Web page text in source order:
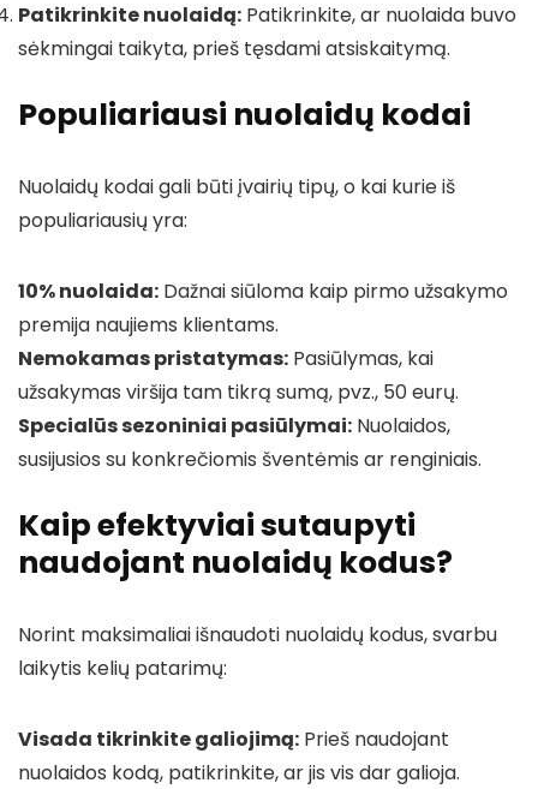
Patikrinkite nuolaidą: Patikrinkite, ar nuolaida buvo
sėkmingai taikyta, prieš tęsdami atsiskaitymą.
Populiariausi nuolaidų kodai
Nuolaidų kodai gali būti įvairių tipų, o kai kurie iš
populiariausių yra:
10% nuolaida: Dažnai siūloma kaip pirmo užsakymo
premija naujiems klientams.
Nemokamas pristatymas: Pasiūlymas, kai
užsakymas viršija tam tikrą sumą, pvz., 50 eurų.
Specialūs sezoniniai pasiūlymai: Nuolaidos,
susijusios su konkrečiomis šventėmis ar renginiais.
Kaip efektyviai sutaupyti
naudojant nuolaidų kodus?
Norint maksimaliai išnaudoti nuolaidų kodus, svarbu
laikytis kelių patarimų:
Visada tikrinkite galiojimą: Prieš naudojant
nuolaidos kodą, patikrinkite, ar jis vis dar galioja.